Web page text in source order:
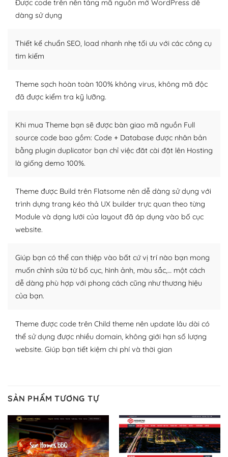
WordPress là nơi lưu trữ cho một diễn đàn cộng đồng
khổng lồ được kiểm duyệt bởi các nhân viên và những
Nếu bạn gặp khó khăn, bạn có thể lên mạng và tìm
kiếm những cộng đồng WordPress, họ sẽ giúp bạn trả
Cộng đồng sử dụng WordPress sẵn sàng hỗ trợ bạn
– Đa dạng plugin và themes
WordPress để tăng thêm các tính năng cần thiết. Có
nhiều plugin trả phí hoặc miễn phí.
Nhờ lượng người dùng đông đảo, thư viện themes và
plugin của WordPress rất phong phú. Bạn có thể thỏa
lập website của mình.
WordPress đa dạng plugin và themes
– Dễ sử dụng
Với mọi Hosting bất kỳ thì WordPress đều có thể dễ
dàng thiết lập vì thực tế nó đã cung cấp khoảng 60%
toàn bộ web.
Dễ dàng lựa chọn Hosting cho website WordPress
– Bảo mật cực tốt
Vì WordPress hiện là nền tảng xây dựng trang web và
Được code trên nền tảng mã nguồn mở WordPress dễ
dàng sử dụng
Thiết kế chuẩn SEO, load nhanh nhẹ tối ưu với các công cụ
tìm kiếm
Theme sạch hoàn toàn 100% không virus, không mã độc
đã được kiểm tra kỹ lưỡng.
Khi mua Theme bạn sẽ được bàn giao mã nguồn Full
source code bao gồm: Code + Database được nhân bản
bằng plugin duplicator bạn chỉ việc đăt cài đặt lên Hosting
là giống demo 100%.
Theme được Build trên Flatsome nên dễ dàng sử dụng với
trình dựng trang kéo thả UX builder trực quan theo từng
Module và dạng lưới của layout đã áp dụng vào bố cục
website.
Giúp bạn có thể can thiệp vào bất cứ vị trí nào bạn mong
muốn chỉnh sửa từ bố cục, hình ảnh, màu sắc,… một cách
dễ dàng phù hợp với phong cách cũng như thương hiệu
của bạn.
Theme được code trên Child theme nên update lâu dài có
thể sử dụng được nhiều domain, không giới hạn số lượng
website. Giúp bạn tiết kiệm chi phí và thời gian
SẢN PHẨM TƯƠNG TỰ